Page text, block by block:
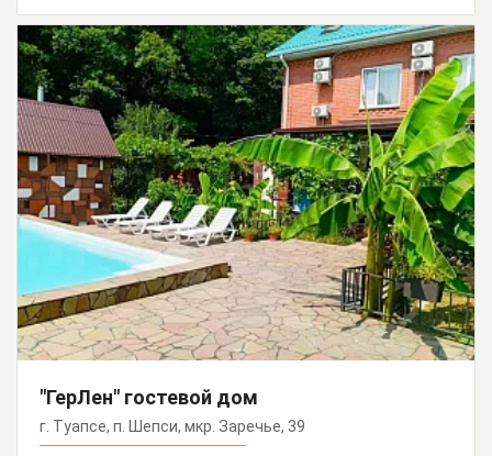
"ГерЛен" гостевой дом
г. Туапсе, п. Шепси, мкр. Заречье, 39